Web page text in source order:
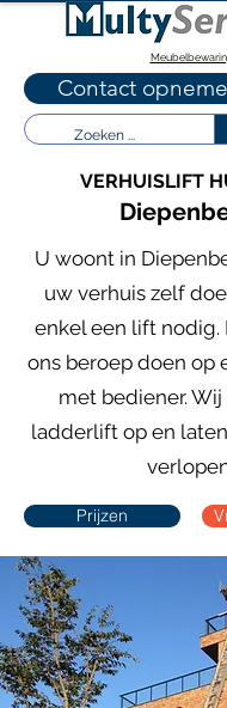
Contact
VERHUISLIFT
U woont in
uw verhuis zelf
enkel een lift nodig.
ons beroep doen op
met bediener.
ladderlift op en
Prijzen